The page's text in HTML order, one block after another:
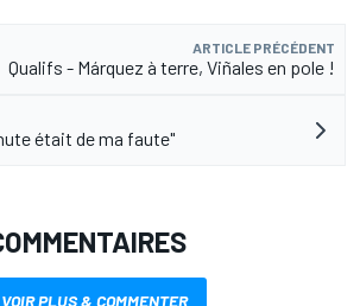
ARTICLE PRÉCÉDENT
Qualifs - Márquez à terre, Viñales en pole !
était de ma faute"
VOIR PLUS & COMMENTER